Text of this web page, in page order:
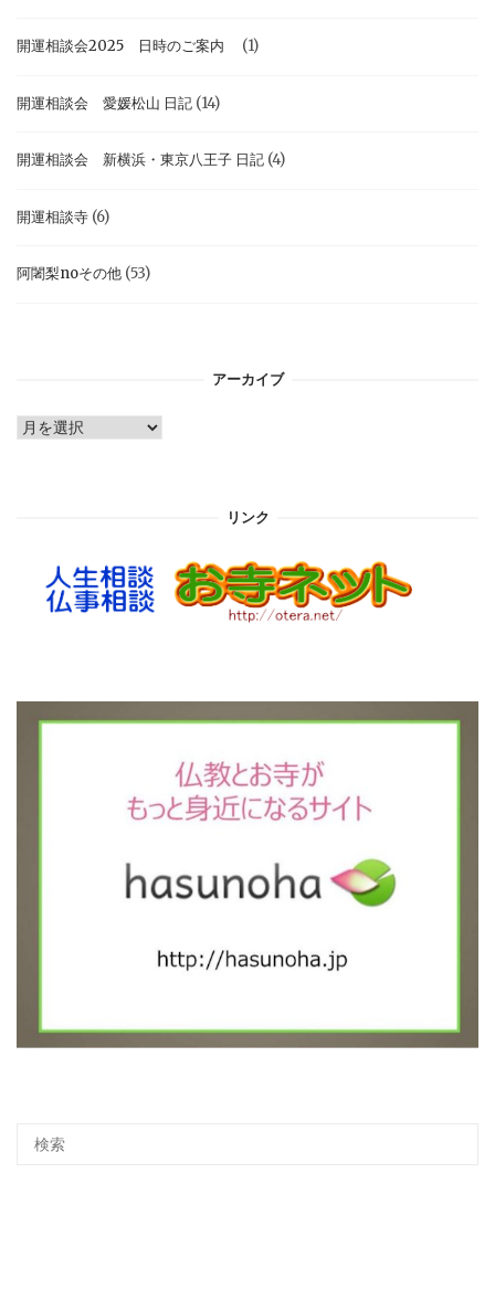
開運相談会2025 日時のご案内 (1)
開運相談会 愛媛松山 日記 (14)
開運相談会 新横浜・東京八王子 日記 (4)
開運相談寺 (6)
阿闍梨noその他 (53)
アーカイブ
ア
リンク